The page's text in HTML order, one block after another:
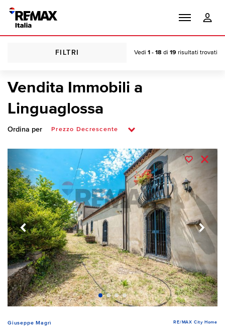
FILTRI Vedi 1 - 18 di 19 risultati trovati
Vendita Immobili a
Linguaglossa
Ordina per
Giuseppe Magrì RE/MAX City Home